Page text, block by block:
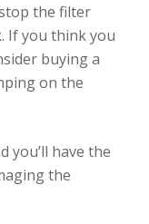
the filter
If you think you
buying a
on the
you’ll have the
the